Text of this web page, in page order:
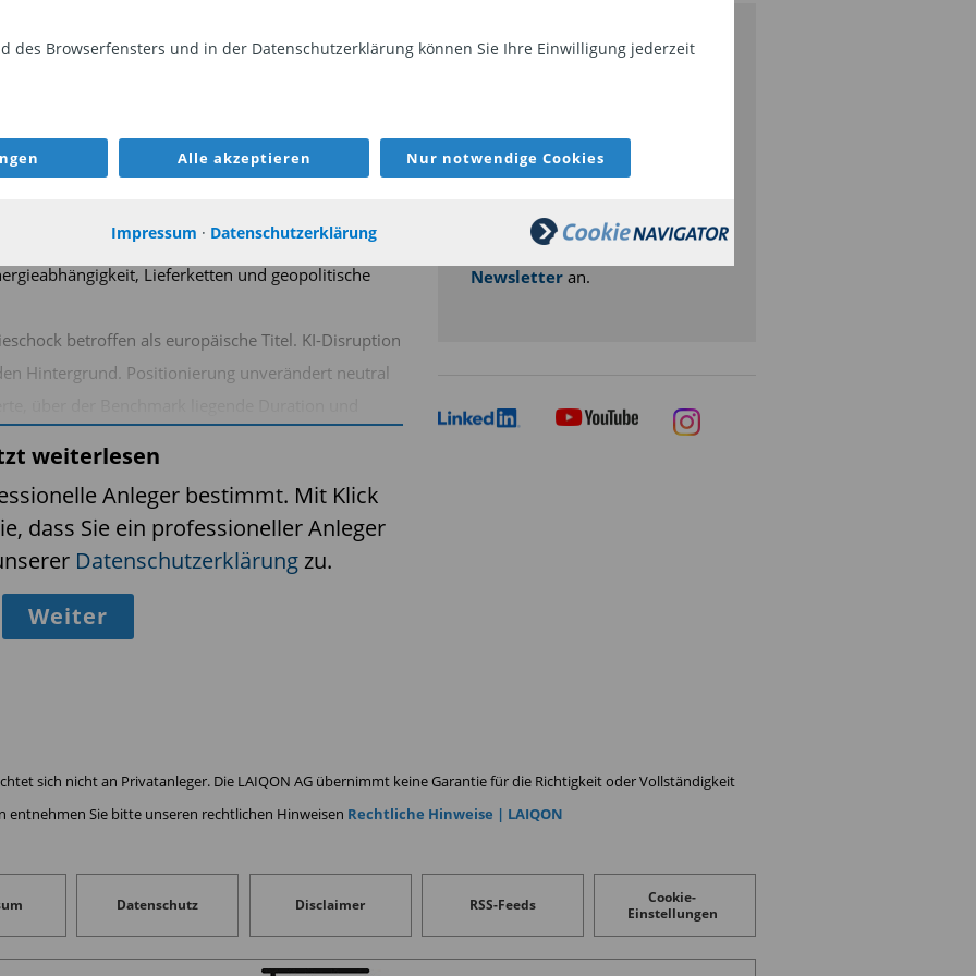
des Browserfensters und in der Datenschutzerklärung können Sie Ihre Einwilligung jederzeit
Alle akzeptieren Nur notwendige Cookies
Impressum · Datenschutzerklärung
Volatilität und eine Neubewertung geopolitischer
bleiben das größte Risiko für die Inflationspfade
– bietet ein wichtiges Polster, wird aber
Lieferketten und geopolitische
betroffen als europäische Titel. KI-Disruption
Hintergrund. Positionierung unverändert neutral
Laufzeitsegment sowie einer selektive
Staatsanleihen
der MFI Asset
weiterlesen
Anleger bestimmt. Mit Klick
dass Sie ein professioneller Anleger
Datenschutzerklärungzu.
Weiter
Jetzt für den LAIQON-
Aktuelle Neuigkeiten aus dem
Hause LAIQON - melden Sie sich
unseremLAIQON
Newsletter an.
sich nicht an Privatanleger. Die LAIQON AG übernimmt keine Garantie für die Richtigkeit oder Vollständigkeit
Sie bitte unseren rechtlichen Hinweisen Rechtliche Hinweise | LAIQON
Datenschutz Disclaimer RSS-Feeds
Cookie-
Einstellungen